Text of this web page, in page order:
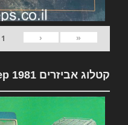
«
‹
1
קטלוג אביזרים 1981 Jeep